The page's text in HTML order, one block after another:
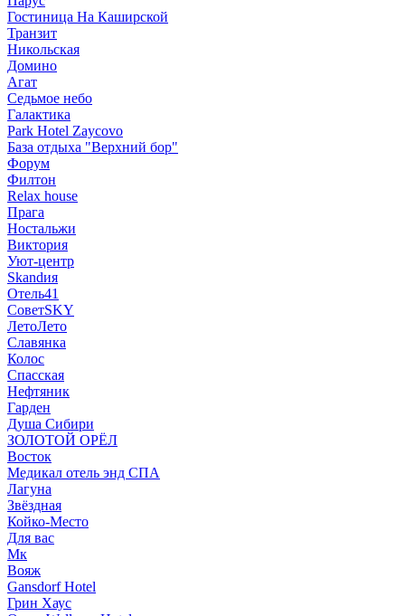
Гостиница На Каширской
Транзит
Никольская
Домино
Агат
Седьмое небо
Галактика
Park Hotel Zaycovo
База отдыха "Верхний бор"
Форум
Филтон
Relax house
Прага
Ностальжи
Виктория
Уют-центр
Skandия
Отель41
СоветSKY
ЛетоЛето
Славянка
Колос
Спасская
Нефтяник
Гарден
Душа Сибири
ЗОЛОТОЙ ОРЁЛ
Восток
Медикал отель энд СПА
Лагуна
Звёздная
Койко-Место
Для вас
Мк
Вояж
Gansdorf Hotel
Грин Хаус